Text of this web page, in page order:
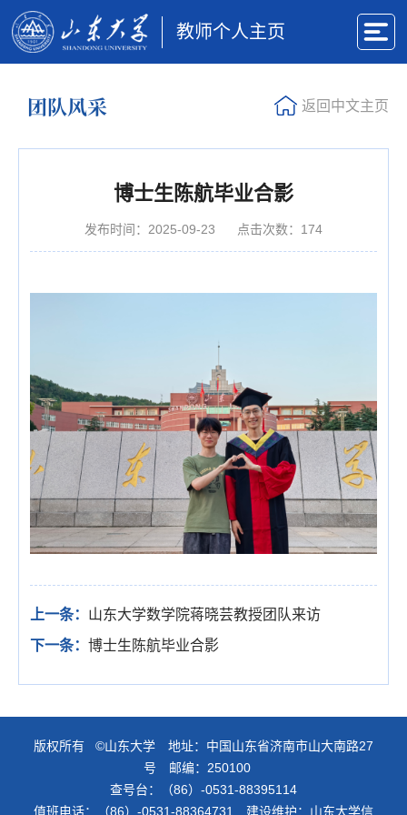
教师个人主页
团队风采 返回中文主页
博士生陈航毕业合影
发布时间：2025-09-23 点击次数： 174
上一条： 山东大学数学院蒋晓芸教授团队来访
下一条： 博士生陈航毕业合影
版权所有 ©山东大学 地址：中国山东省济南市山大南路27
号 邮编：250100
查号台：（86）-0531-88395114
值班电话：（86）-0531-88364731 建设维护：山东大学信